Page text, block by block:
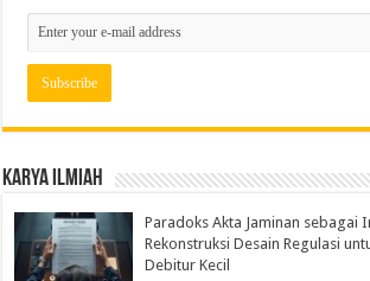
Karya Ilmiah
Paradoks Akta Jaminan sebagai
Rekonstruksi Desain Regulasi
Debitur Kecil